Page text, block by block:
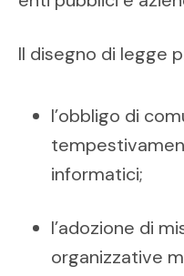
Il disegno di legge
l’obbligo di
informatici;
l’adozione di
organizzative